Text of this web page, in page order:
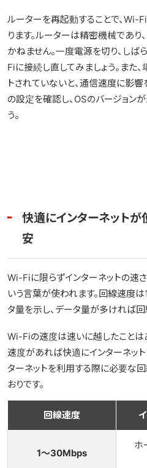
ルーターを再起動することで、Wi-
ります。ルーターは精密機械であ
かねません。一度電源を切り、しば
Fiに接続し直してみましょう。また
トされていないと、通信速度に影
の設定を確認し、OSのバージョン
う。
快適にインターネット
安
Wi-Fiに限らずインターネットの速
いう言葉が使われます。回線速度
タ量を示し、データ量が多ければ回
Wi-Fiの速度は速いに越したことは
速度があれば快適にインターネット
ターネットを利用する際に必要な
おりです。
回線速度
1〜30Mbps
ホ